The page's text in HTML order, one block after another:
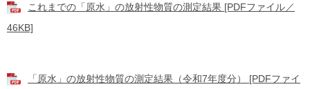
これまでの「原水」の放射性物質の測定結果 [PDFファイル／
46KB]
「原水」の放射性物質の測定結果（令和7年度分） [PDFファイ